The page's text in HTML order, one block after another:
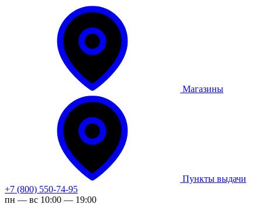
Магазины
Пункты выдачи
+7 (800) 550-74-95
пн — вс 10:00 — 19:00